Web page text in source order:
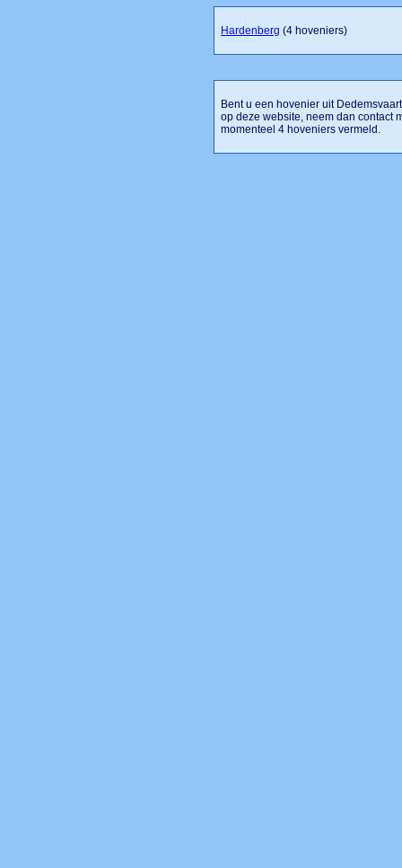
Hardenberg (4 hoveniers)
Bent u een hovenier uit
op deze website, neem dan contact
momenteel 4 hoveniers vermeld.